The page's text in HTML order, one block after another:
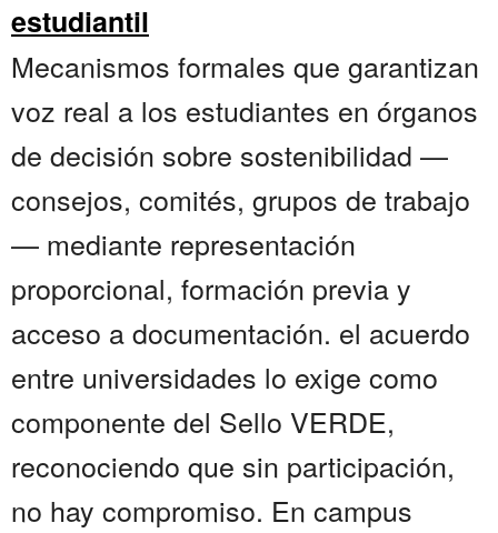
estudiantil
Mecanismos formales que garantizan
voz real a los estudiantes en órganos
de decisión sobre sostenibilidad —
consejos, comités, grupos de trabajo
— mediante representación
proporcional, formación previa y
acceso a documentación. el acuerdo
entre universidades lo exige como
componente del Sello VERDE,
reconociendo que sin participación,
no hay compromiso. En campus